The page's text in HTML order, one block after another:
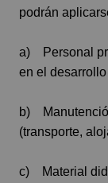
podrán
a) Personal
en el
b)
(transporte,
c) Material